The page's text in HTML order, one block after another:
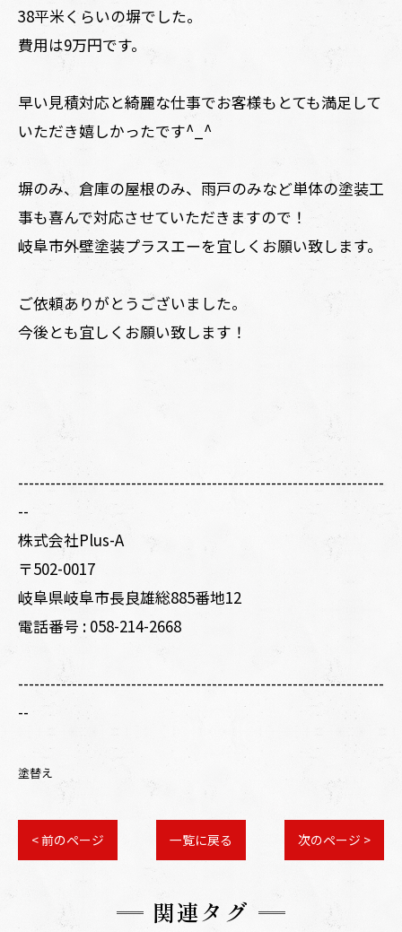
38平米くらいの塀でした。
費用は9万円です。
早い見積対応と綺麗な仕事でお客様もとても満足して
いただき嬉しかったです^_^
塀のみ、倉庫の屋根のみ、雨戸のみなど単体の塗装工
事も喜んで対応させていただきますので！
岐阜市外壁塗装プラスエーを宜しくお願い致します。
ご依頼ありがとうございました。
今後とも宜しくお願い致します！
--------------------------------------------------------------------
--
株式会社Plus-A
〒502-0017
岐阜県岐阜市長良雄総885番地12
電話番号 : 058-214-2668
--------------------------------------------------------------------
--
塗替え
< 前のページ 一覧に戻る 次のページ >
関連タグ